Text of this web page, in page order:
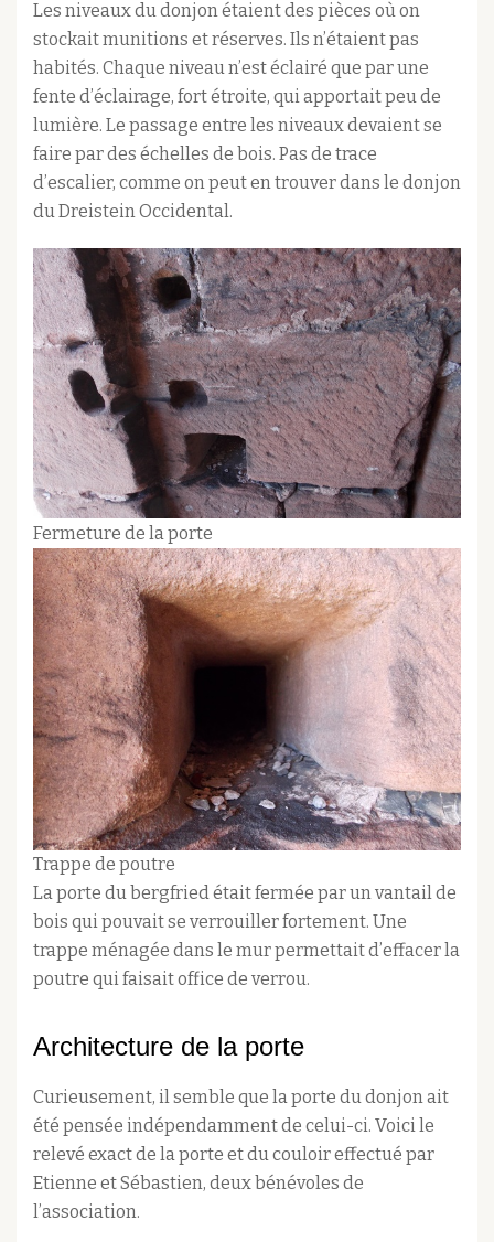
Les niveaux du donjon étaient des pièces où on
stockait munitions et réserves. Ils n’étaient pas
habités. Chaque niveau n’est éclairé que par une
fente d’éclairage, fort étroite, qui apportait peu de
lumière. Le passage entre les niveaux devaient se
faire par des échelles de bois. Pas de trace
d’escalier, comme on peut en trouver dans le donjon
du Dreistein Occidental.
Fermeture de la porte
Trappe de poutre
La porte du bergfried était fermée par un vantail de
bois qui pouvait se verrouiller fortement. Une
trappe ménagée dans le mur permettait d’effacer la
poutre qui faisait office de verrou.
Architecture de la porte
Curieusement, il semble que la porte du donjon ait
été pensée indépendamment de celui-ci. Voici le
relevé exact de la porte et du couloir effectué par
Etienne et Sébastien, deux bénévoles de
l’association.